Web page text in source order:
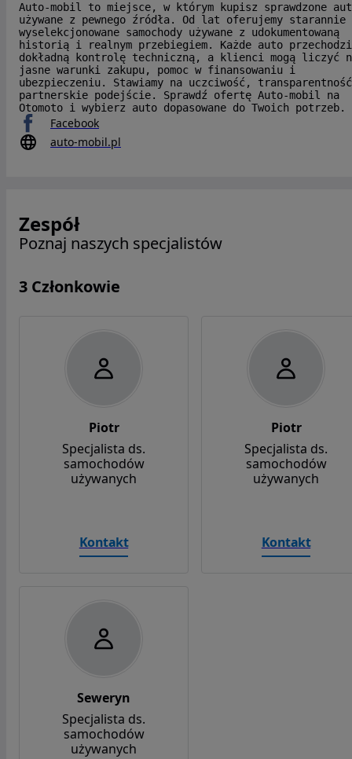
Auto-mobil to miejsce, w którym kupisz sprawdzone
używane z pewnego źródła. Od lat oferujemy starannie
wyselekcjonowane samochody używane z udokumentowaną
historią i realnym przebiegiem. Każde auto przechodzi
dokładną kontrolę techniczną, a klienci mogą liczyć
jasne warunki zakupu, pomoc w finansowaniu i
ubezpieczeniu. Stawiamy na uczciwość,
partnerskie podejście. Sprawdź ofertę Auto-mobil na
Otomoto i wybierz auto dopasowane do Twoich potrzeb.
Facebook
auto-mobil.pl
Zespół
Poznaj naszych specjalistów
3 Członkowie
Piotr
Specjalista ds.
samochodów
używanych
Kontakt
Piotr
Specjalista ds.
samochodów
używanych
Kontakt
Seweryn
Specjalista ds.
samochodów
używanych